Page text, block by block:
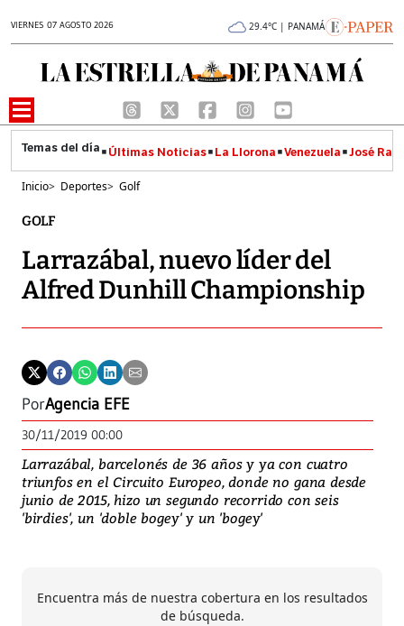
VIERNES 07 AGOSTO 2026 29.4°C | PANAMÁ
Últimas Noticias La Llorona Venezuela José
Inicio> Deportes> Golf
GOLF
Larrazábal, nuevo líder del
Alfred Dunhill Championship
PorAgencia EFE
30/11/2019 00:00
Larrazábal, barcelonés de 36 años y ya con cuatro
triunfos en el Circuito Europeo, donde no gana desde
junio de 2015, hizo un segundo recorrido con seis
'birdies', un 'doble bogey' y un 'bogey'
Encuentra más de nuestra cobertura en los resultados
de búsqueda.